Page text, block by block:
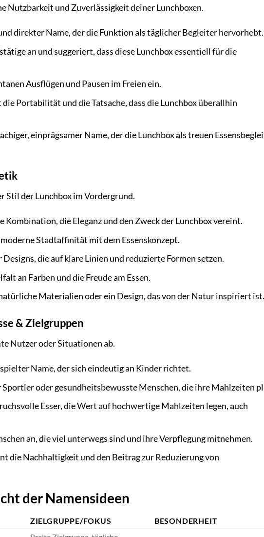
Nutzbarkeit und Zuverlässigkeit deiner Lunchboxen.
direkter Name, der die Funktion als täglicher Begleiter hervorhebt.
an und suggeriert, dass diese Lunchbox essentiell für die
Ausflügen und Pausen im Freien ein.
Portabilität und die Tatsache, dass die Lunchbox überallhin
einprägsamer Name, der die Lunchbox als treuen
Stil der Lunchbox im Vordergrund.
Kombination, die Eleganz und den Zweck der Lunchbox vereint.
Stadtaffinität mit dem Essenskonzept.
Designs, die auf klare Linien und reduzierte Formen setzen.
an Farben und die Freude am Essen.
Materialien oder ein Design, das von der Natur inspiriert ist.
& Zielgruppen
Nutzer oder Situationen ab.
Name, der sich eindeutig an Kinder richtet.
oder gesundheitsbewusste Menschen, die ihre Mahlzeiten
Esser, die Wert auf hochwertige Mahlzeiten legen, auch
an, die viel unterwegs sind und ihre Verpflegung mitnehmen.
die Nachhaltigkeit und den Beitrag zur Reduzierung von
der Namensideen
ZIELGRUPPE/FOKUS
BESONDERHEIT